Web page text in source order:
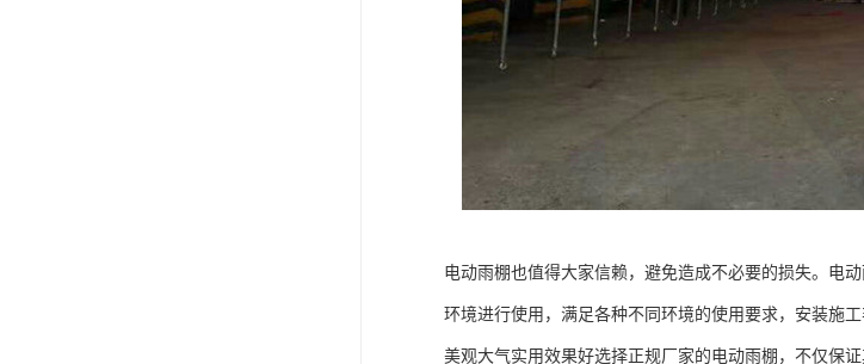
电动雨棚也值得大家信赖，避免造成不必要的损失。电
环境进行使用，满足各种不同环境的使用要求，安装施
美观大气实用效果好选择正规厂家的电动雨棚，不仅保